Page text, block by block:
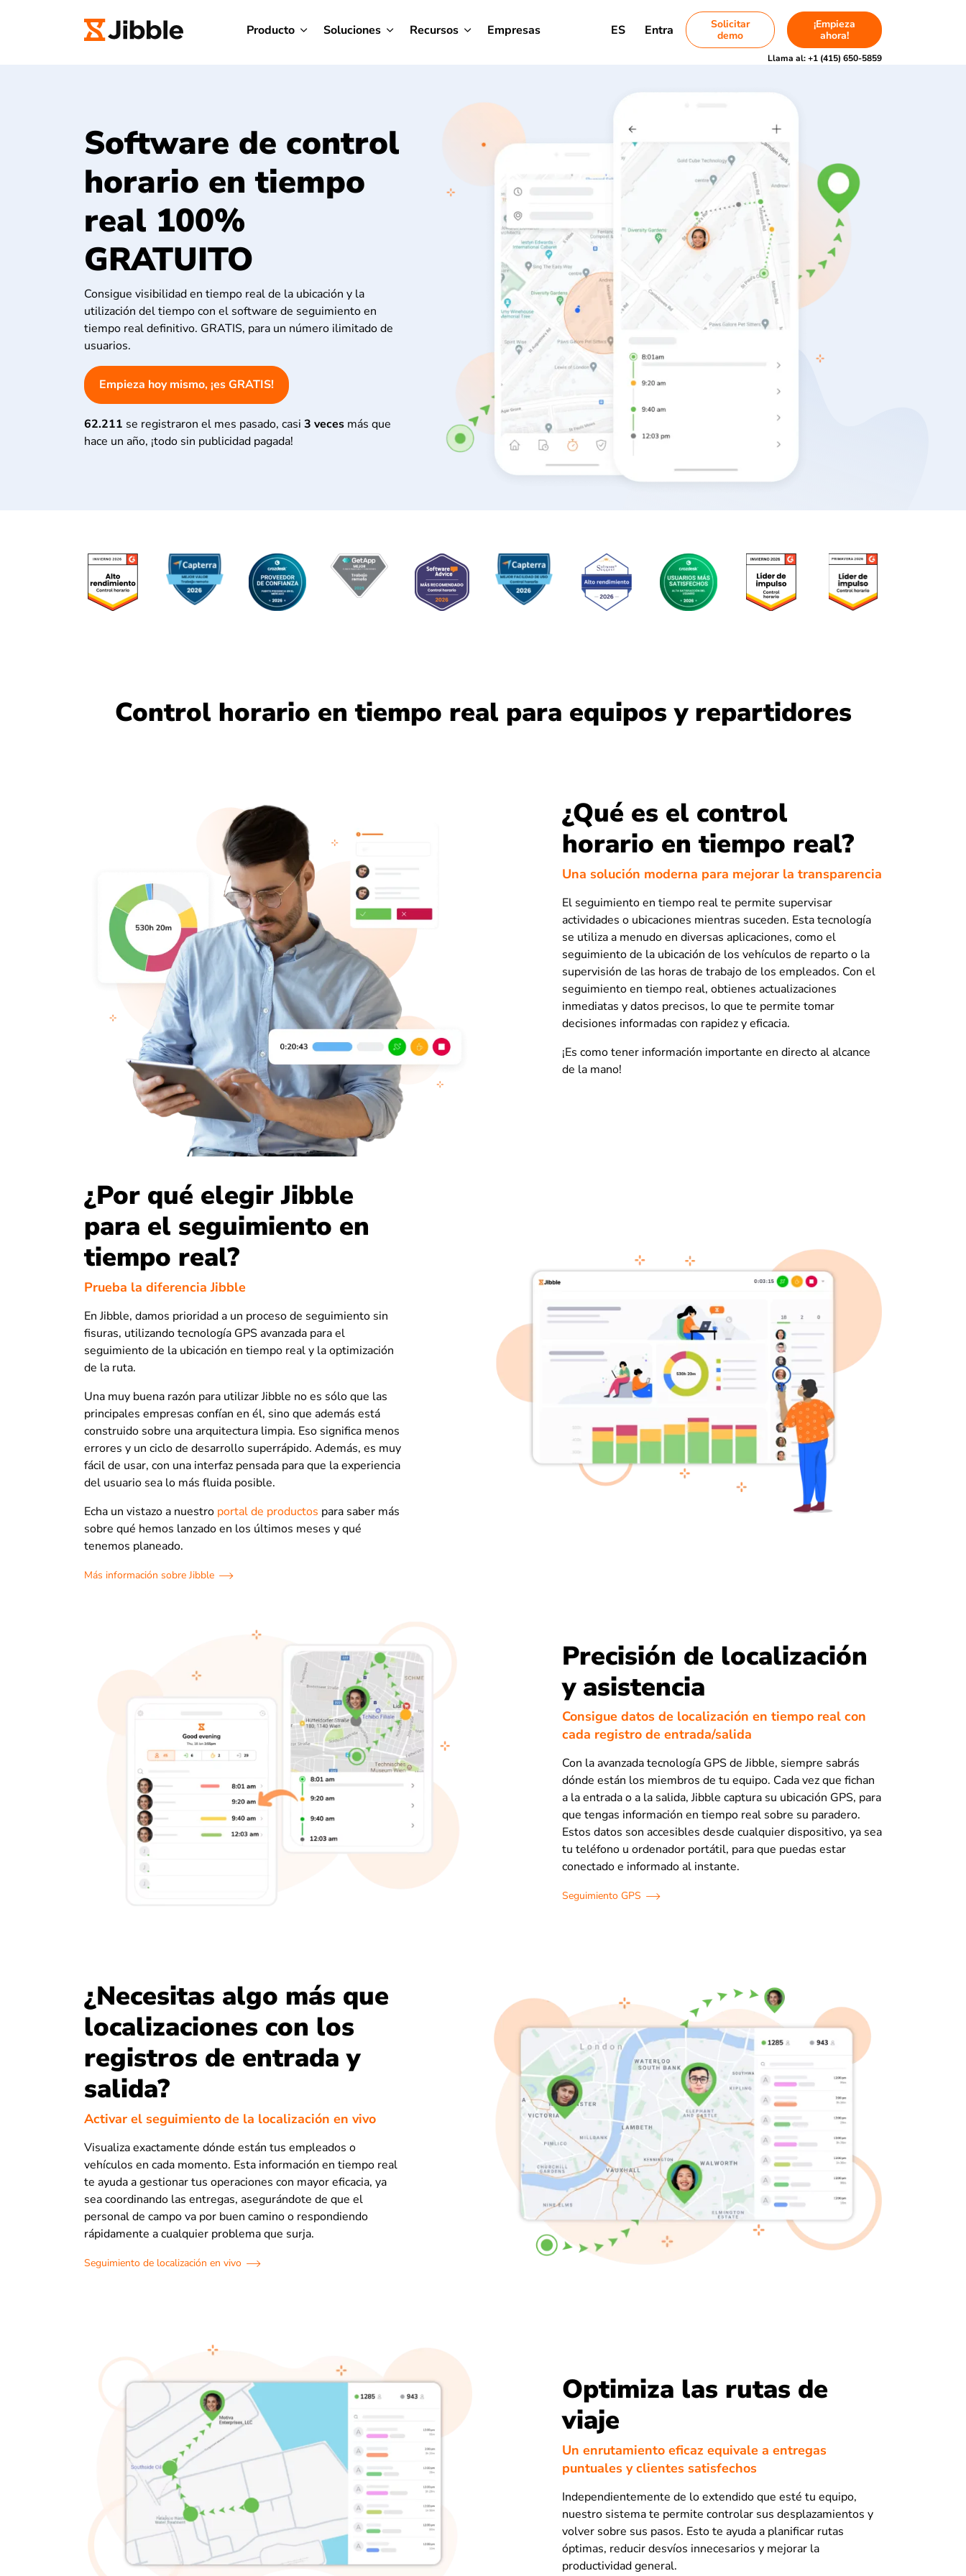
Producto Soluciones Recursos Empresas ES Entra
Solicitar
demo
¡Empieza
ahora!
Llama al:+1 (415) 650-5859
Software de control
horario en tiempo
real 100%
GRATUITO
Consigue visibilidad en tiempo real de la ubicación y la
utilización del tiempo con el software de seguimiento en
tiempo real definitivo. GRATIS, para un número ilimitado de
usuarios.
Empieza hoy mismo, ¡es GRATIS!
62.211 se registraron el mes pasado, casi 3 veces más que
hace un año, ¡todo sin publicidad pagada!
Control horario en tiempo real para equipos y repartidores
¿Qué es el control
horario en tiempo real?
Una solución moderna para mejorar la transparencia
El seguimiento en tiempo real te permite supervisar
actividades o ubicaciones mientras suceden. Esta tecnología
se utiliza a menudo en diversas aplicaciones, como el
seguimiento de la ubicación de los vehículos de reparto o la
supervisión de las horas de trabajo de los empleados. Con el
seguimiento en tiempo real, obtienes actualizaciones
inmediatas y datos precisos, lo que te permite tomar
decisiones informadas con rapidez y eficacia.
¡Es como tener información importante en directo al alcance
de la mano!
¿Por qué elegir Jibble
para el seguimiento en
tiempo real?
Prueba la diferencia Jibble
En Jibble, damos prioridad a un proceso de seguimiento sin
fisuras, utilizando tecnología GPS avanzada para el
seguimiento de la ubicación en tiempo real y la optimización
de la ruta.
Una muy buena razón para utilizar Jibble no es sólo que las
principales empresas confían en él, sino que además está
construido sobre una arquitectura limpia. Eso significa menos
errores y un ciclo de desarrollo superrápido. Además, es muy
fácil de usar, con una interfaz pensada para que la experiencia
del usuario sea lo más fluida posible.
Echa un vistazo a nuestro portal de productos para saber más
sobre qué hemos lanzado en los últimos meses y qué
tenemos planeado.
Más información sobre Jibble
Precisión de localización
y asistencia
Consigue datos de localización en tiempo real con
cada registro de entrada/salida
Con la avanzada tecnología GPS de Jibble, siempre sabrás
dónde están los miembros de tu equipo. Cada vez que fichan
a la entrada o a la salida, Jibble captura su ubicación GPS, para
que tengas información en tiempo real sobre su paradero.
Estos datos son accesibles desde cualquier dispositivo, ya sea
tu teléfono u ordenador portátil, para que puedas estar
conectado e informado al instante.
Seguimiento GPS
¿Necesitas algo más que
localizaciones con los
registros de entrada y
salida?
Activar el seguimiento de la localización en vivo
Visualiza exactamente dónde están tus empleados o
vehículos en cada momento. Esta información en tiempo real
te ayuda a gestionar tus operaciones con mayor eficacia, ya
sea coordinando las entregas, asegurándote de que el
personal de campo va por buen camino o respondiendo
rápidamente a cualquier problema que surja.
Seguimiento de localización en vivo
Optimiza las rutas de
viaje
Un enrutamiento eficaz equivale a entregas
puntuales y clientes satisfechos
Independientemente de lo extendido que esté tu equipo,
nuestro sistema te permite controlar sus desplazamientos y
volver sobre sus pasos. Esto te ayuda a planificar rutas
óptimas, reducir desvíos innecesarios y mejorar la
productividad general.